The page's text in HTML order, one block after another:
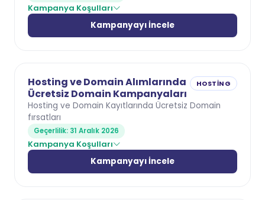
Kampanya Koşulları
Kampanyayı İncele
Hosting ve Domain Alımlarında
Ücretsiz Domain Kampanyaları
HOSTING
Hosting ve Domain Kayıtlarında Ücretsiz Domain
fırsatları
Geçerlilik: 31 Aralık 2026
Kampanya Koşulları
Kampanyayı İncele